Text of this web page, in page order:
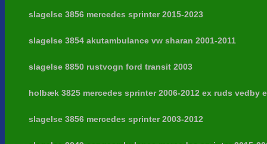
slagelse 3856 mercedes sprinter 2015-2023
slagelse 3854 akutambulance vw sharan 2001-2011
slagelse 8850 rustvogn ford transit 2003
holbæk 3825 mercedes sprinter 2006-2012 ex ruds vedby
slagelse 3856 mercedes sprinter 2003-2012